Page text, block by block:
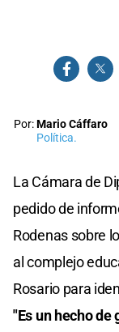
Por:Mario Cáffaro
Política.
La Cámara de
pedido de
Rodenas sobre
al complejo
Rosario para
"Es un hecho